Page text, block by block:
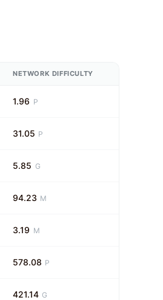
NETWORK DIFFICULTY
1.96 P
31.05 P
5.85 G
94.23 M
3.19 M
578.08 P
421.14 G